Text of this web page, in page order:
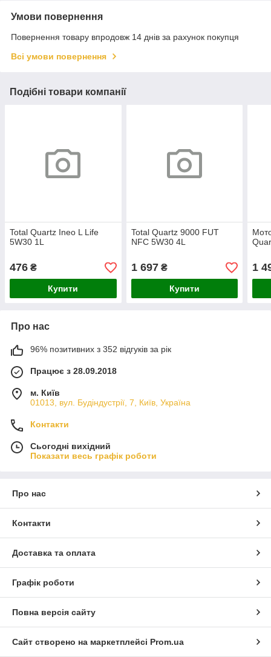
Умови повернення
Повернення товару впродовж 14 днів за рахунок покупця
Всі умови повернення
Подібні товари компанії
Total Quartz Ineo L Life
5W30 1L
476 ₴
Купити
Total Quartz 9000 FUT
NFC 5W30 4L
1 697₴
Купити
1
Про нас
96% позитивних з 352 відгуків за рік
Працює з 28.09.2018
м. Київ
01013, вул. Будіндустрії, 7, Київ, Україна
Контакти
Сьогодні вихідний
Показати весь графік роботи
Про нас
Контакти
Доставка та оплата
Графік роботи
Повна версія сайту
Сайт створено на маркетплейсі Prom.ua